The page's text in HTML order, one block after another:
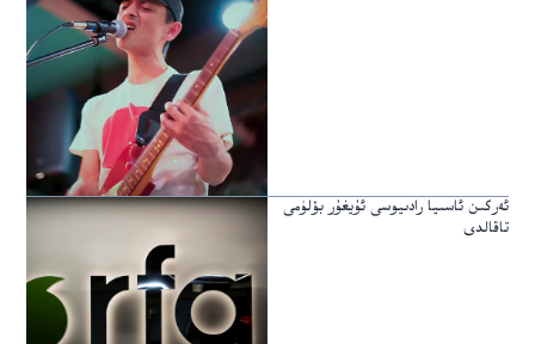
ئەركىن ئاسىيا رادىيوسى ئۇيغۇر بۆلۈمى
تاقالدى